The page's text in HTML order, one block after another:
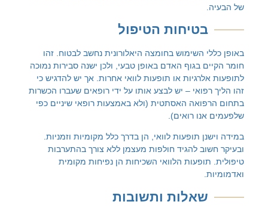
בטיחות הטיפול
השימוש בחומצה היאלורונית נחשב לבטוח. זהו
בגוף האדם באופן טבעי, ולכן ישנה סבירות נמוכה
או תופעות לוואי אחרות. אך יש להדגיש כי
– יש לבצע אותו על ידי רופאים שעברו הכשרות
האסתטית (ולא באמצעות רופאי שיניים כפי
רואים).
תופעות לוואי, הן בדרך כלל מקומיות וזמניות.
להגיד חולפות מעצמן ללא צורך בהתערבות
הלוואי השכיחות הן נפיחות מקומית
שאלות ותשובות